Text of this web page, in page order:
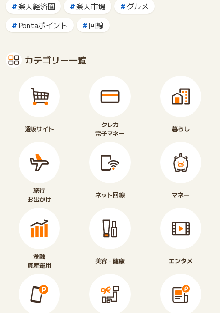
楽天経済圏
楽天市場
グルメ
Pontaポイント
回線
カテゴリー一覧
通販サイト
クレカ
電子マネー
暮らし
旅行
お出かけ
ネット回線 マネー
金融
資産運用
美容・健康 エンタメ